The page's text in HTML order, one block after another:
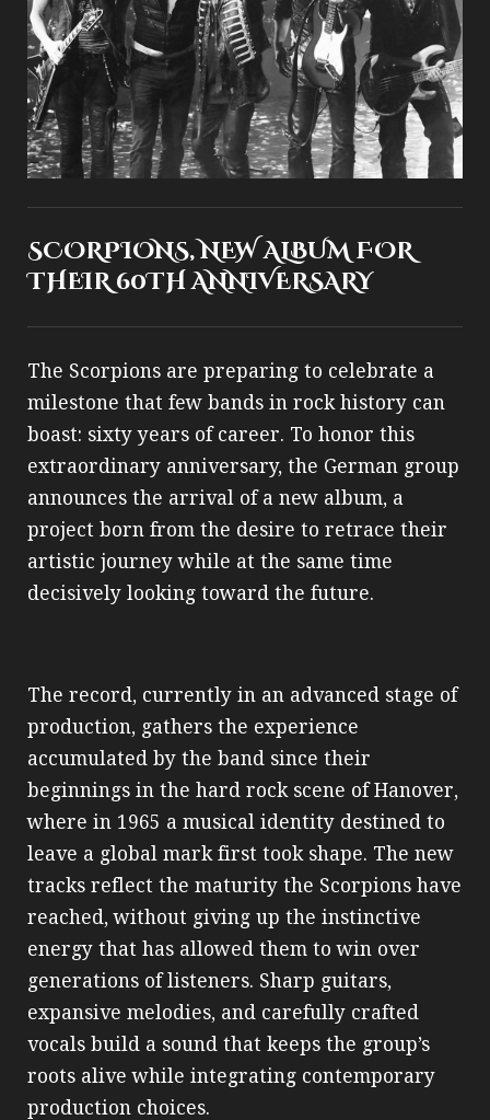
SCORPIONS, NEW ALBUM FOR
THEIR 60TH ANNIVERSARY
The Scorpions are preparing to celebrate a
milestone that few bands in rock history can
boast: sixty years of career. To honor this
extraordinary anniversary, the German group
announces the arrival of a new album, a
project born from the desire to retrace their
artistic journey while at the same time
decisively looking toward the future.
The record, currently in an advanced stage of
production, gathers the experience
accumulated by the band since their
beginnings in the hard rock scene of Hanover,
where in 1965 a musical identity destined to
leave a global mark first took shape. The new
tracks reflect the maturity the Scorpions have
reached, without giving up the instinctive
energy that has allowed them to win over
generations of listeners. Sharp guitars,
expansive melodies, and carefully crafted
vocals build a sound that keeps the group’s
roots alive while integrating contemporary
production choices.